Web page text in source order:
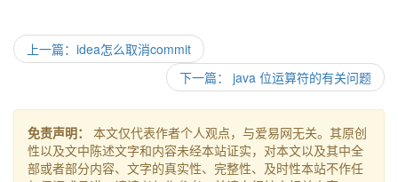
上一篇：idea怎么取消commit
下一篇： java 位运算符的有关问题
免责声明：
本文仅代表作者个人观点，与爱易网无关。其原创
性以及文中陈述文字和内容未经本站证实，对本文以及其中全
部或者部分内容、文字的真实性、完整性、及时性本站不作任